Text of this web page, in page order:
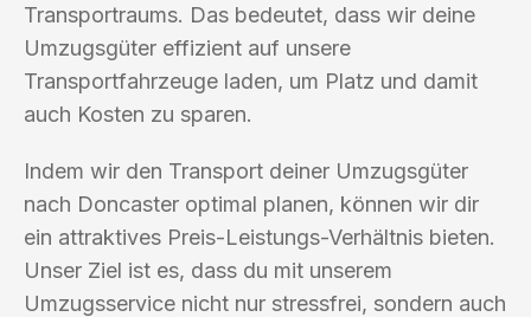
Transportraums. Das bedeutet, dass wir deine
Umzugsgüter effizient auf unsere
Transportfahrzeuge laden, um Platz und damit
auch Kosten zu sparen.
Indem wir den Transport deiner Umzugsgüter
nach Doncaster optimal planen, können wir dir
ein attraktives Preis-Leistungs-Verhältnis bieten.
Unser Ziel ist es, dass du mit unserem
Umzugsservice nicht nur stressfrei, sondern auch